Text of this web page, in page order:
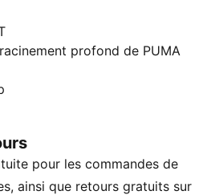
profond de PUMA
et une nouvelle ère de la
capture la passion et l'énergie
des éléments réfléchissants
AVANTAGES
pour les commandes de
ainsi que retours gratuits sur